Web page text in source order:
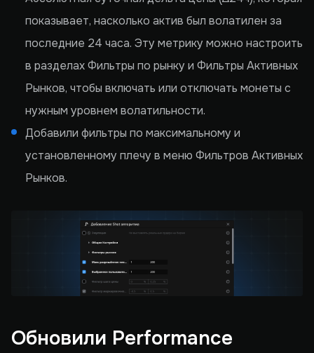
показывает, насколько актив был волатилен за
последние 24 часа. Эту метрику можно настроить
в разделах Фильтры по рынку и Фильтры Активных
Рынков, чтобы включать или отключать монеты с
нужным уровнем волатильности.
Добавили фильтры по максимальному и
установленному плечу в меню Фильтров Активных
Рынков.
Обновили Performance